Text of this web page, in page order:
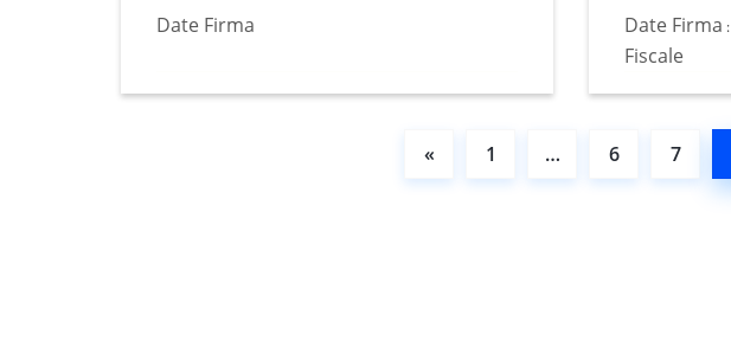
Date Firma Date Firma :
Fiscale
« 1 … 6 7